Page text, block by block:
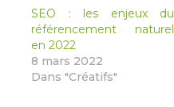
fenêtre) fenêtre) fenêtre)
SEO : les enjeux du
référencement naturel
en 2022
8 mars 2022
Dans "Créatifs"